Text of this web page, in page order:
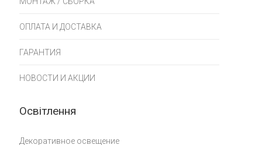
ОПЛАТА И ДОСТАВКА
ГАРАНТИЯ
НОВОСТИ И АКЦИИ
Освітлення
Декоративное освещение